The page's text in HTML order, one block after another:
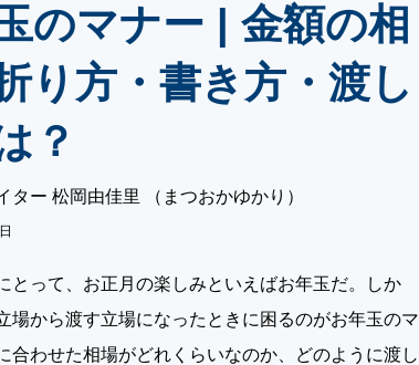
のマナー | 金額の相
り方・書き方・渡し
？
ター 松岡由佳里 （まつおかゆかり）
とって、お正月の楽しみといえばお年玉だ。しか
場から渡す立場になったときに困るのがお年玉のマ
合わせた相場がどれくらいなのか、どのように渡し